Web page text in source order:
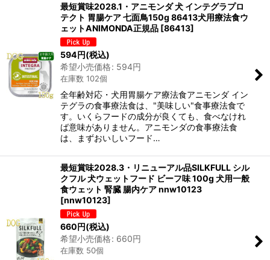
最短賞味2028.1・アニモンダ 犬 インテグラプロ
テクト 胃腸ケア 七面鳥150g 86413犬用療法食ウ
ェットANIMONDA正規品 [86413]
594円(税込)
希望小売価格: 594円
在庫数 102個
全年齢対応・犬用胃腸ケア療法食アニモンダ イン
テグラの食事療法食は、"美味しい"食事療法食で
す。いくらフードの成分が良くても、食べなけれ
ば意味がありません。アニモンダの食事療法食
は、まずおいしいフード…
最短賞味2028.3・リニューアル品SILKFULL シル
クフル 犬ウェットフード ビーフ味 100g 犬用一般
食ウェット 腎臓 腸内ケア nnw10123
[nnw10123]
660円(税込)
希望小売価格: 660円
在庫数 50個